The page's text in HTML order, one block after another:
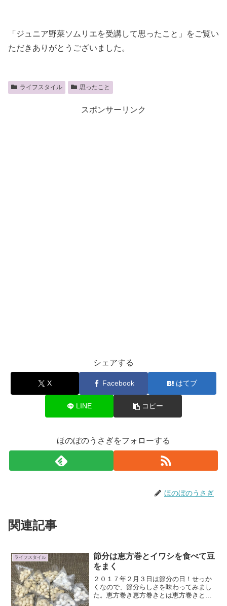
「ジュニア野菜ソムリエを受講して思ったこと」をご覧い
ただきありがとうございました。
ライフスタイル 思ったこと
スポンサーリンク
シェアする
X Facebook はてブ
LINE コピー
ほのぼのうさぎをフォローする
ほのぼのうさぎ
関連記事
ライフスタイル
節分は恵方巻とイワシを食べて豆
をまく
２０１７年２月３日は節分の日！せっか
くなので、節分らしさを味わってみまし
た。恵方巻き恵方巻きとは恵方巻きとは